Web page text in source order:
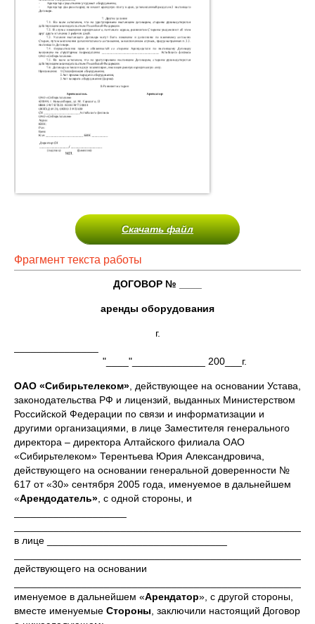
Скачать файл
Фрагмент текста работы
ДОГОВОР № ____
аренды оборудования
г.
"____"_____________ 200___г.
ОАО «Сибирьтелеком» , действующее на основании Устава,
законодательства РФ и лицензий, выданных Министерством
Российской Федерации по связи и информатизации и
другими организациями, в лице Заместителя генерального
директора – директора Алтайского филиала ОАО
«Сибирьтелеком» Терентьева Юрия Александровича,
действующего на основании генеральной доверенности №
617 от «30» сентября 2005 года, именуемое в дальнейшем
«Арендодатель» , с одной стороны, и
в лице ________________________________
действующего на основании
именуемое в дальнейшем «Арендатор», с другой стороны,
вместе именуемые Стороны , заключили настоящий Договор